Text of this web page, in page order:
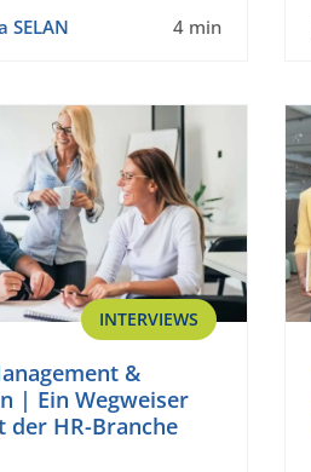
SELAN 4 min
INTERVIEWS
&
| Ein Wegweiser
HR-Branche